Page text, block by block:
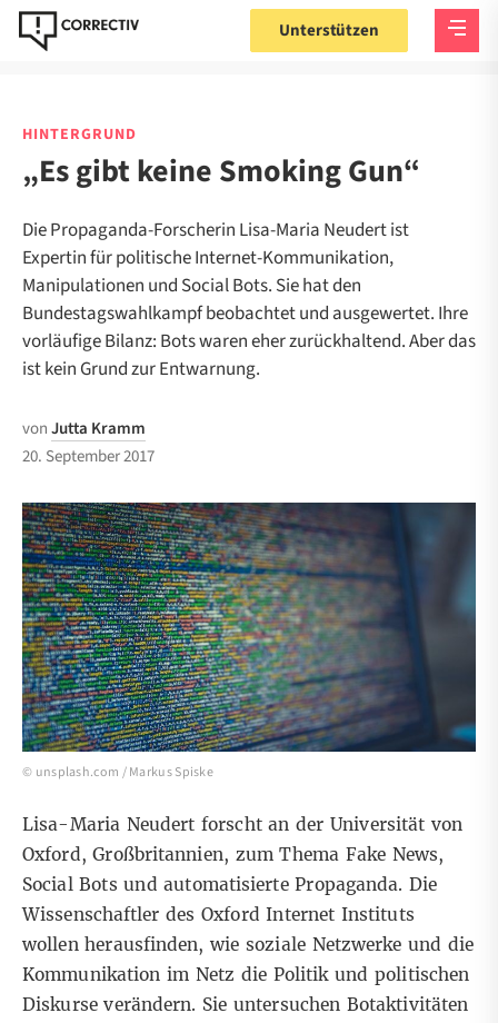
Unterstützen
HINTERGRUND
„Es gibt keine Smoking Gun“
Die Propaganda-Forscherin Lisa-Maria Neudert ist
Expertin für politische Internet-Kommunikation,
Manipulationen und Social Bots. Sie hat den
Bundestagswahlkampf beobachtet und ausgewertet. Ihre
vorläufige Bilanz: Bots waren eher zurückhaltend. Aber das
ist kein Grund zur Entwarnung.
vonJutta Kramm
20. September 2017
© unsplash.com /Markus Spiske
Lisa-Maria Neudert forscht an der Universität von
Oxford, Großbritannien, zum Thema Fake News,
Social Bots und automatisierte Propaganda. Die
Wissenschaftler des Oxford Internet Instituts
wollen herausfinden, wie soziale Netzwerke und die
Kommunikation im Netz die Politik und politischen
Diskurse verändern. Sie untersuchen Botaktivitäten